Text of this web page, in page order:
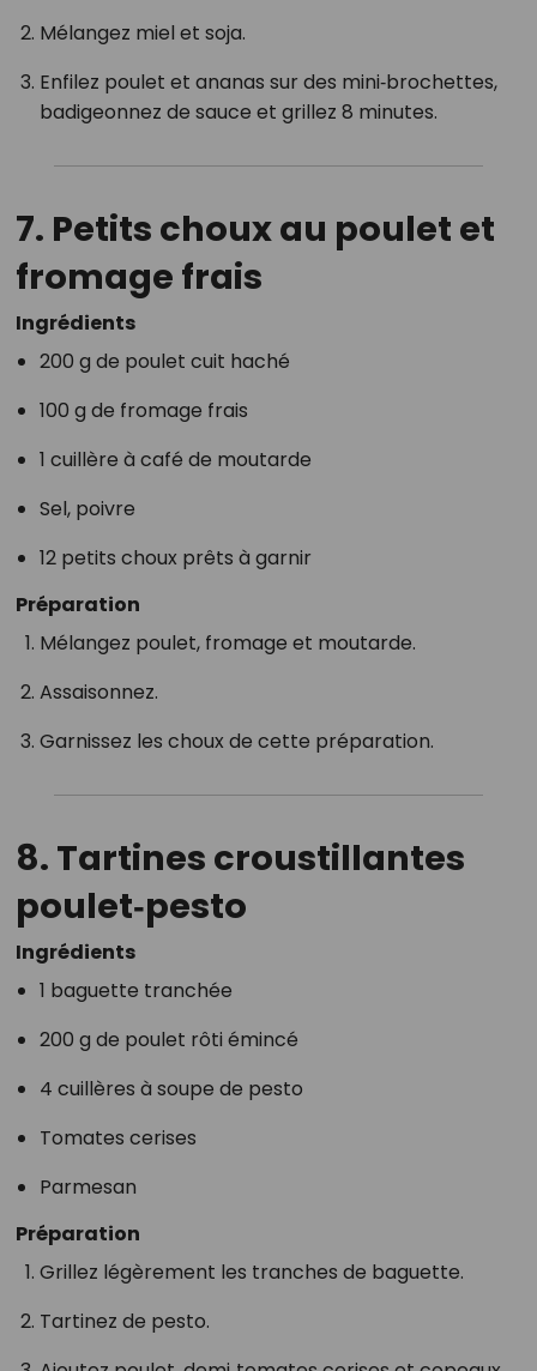
Mélangez miel et soja.
Enfilez poulet et ananas sur des mini‑brochettes,
badigeonnez de sauce et grillez 8 minutes.
7. Petits choux au poulet et
fromage frais
Ingrédients
200 g de poulet cuit haché
100 g de fromage frais
1 cuillère à café de moutarde
Sel, poivre
12 petits choux prêts à garnir
Préparation
Mélangez poulet, fromage et moutarde.
Assaisonnez.
Garnissez les choux de cette préparation.
8. Tartines croustillantes
poulet‑pesto
Ingrédients
1 baguette tranchée
200 g de poulet rôti émincé
4 cuillères à soupe de pesto
Tomates cerises
Parmesan
Préparation
Grillez légèrement les tranches de baguette.
Tartinez de pesto.